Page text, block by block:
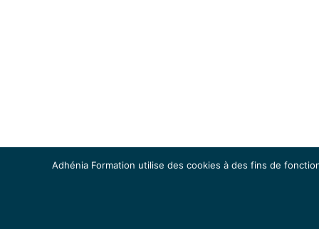
Adhénia Formation utilise des cookies à des fins de